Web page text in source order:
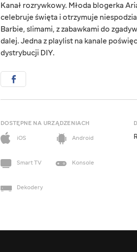
Kanał rozrywkowy. Młoda blogerka
celebruje święta i otrzymuje
Barbie, slimami, z zabawkami do
dalej. Jedna z playlist na kanale
dystrybucji DIY.
DOSTĘPNE NA URZĄDZENIACH
iOS
Android
Smart TV Konsole
Dekodery